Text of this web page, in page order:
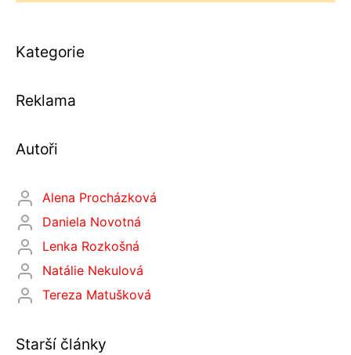
Kategorie
Reklama
Autoři
Alena Procházková
Daniela Novotná
Lenka Rozkošná
Natálie Nekulová
Tereza Matušková
Starší články